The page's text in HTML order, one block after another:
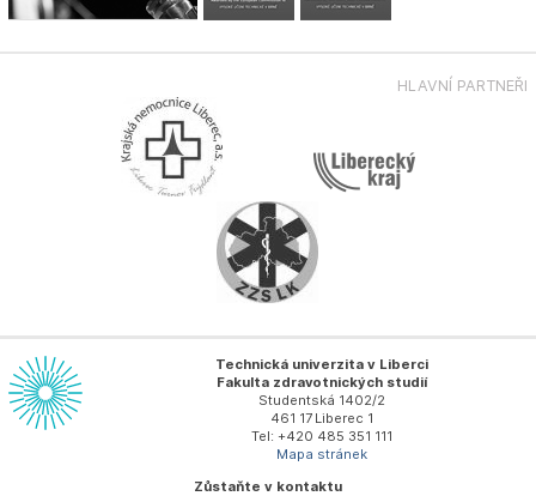
HLAVNÍ PARTNEŘI
Technická univerzita v Liberci
Fakulta zdravotnických studií
Studentská 1402/2
461 17 Liberec 1
Tel: +420 485 351 111
Mapa stránek
Zůstaňte v kontaktu